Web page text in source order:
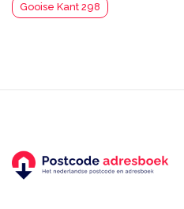
Gooise Kant 298